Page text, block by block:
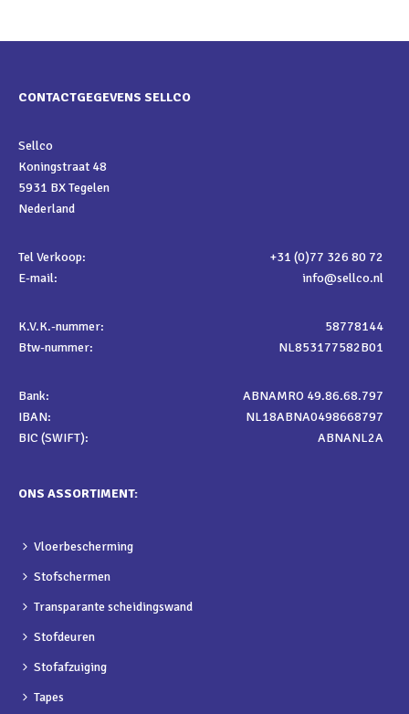
CONTACTGEGEVENS SELLCO
Sellco
Koningstraat 48
5931 BX Tegelen
Nederland
Tel Verkoop:
+31 (0)77 326 80 72
E-mail:
info@sellco.nl
K.V.K.-nummer:
58778144
Btw-nummer:
NL853177582B01
Bank:
ABNAMRO 49.86.68.797
IBAN:
NL18ABNA0498668797
BIC (SWIFT):
ABNANL2A
ONS ASSORTIMENT:
Vloerbescherming
Stofschermen
Transparante scheidingswand
Stofdeuren
Stofafzuiging
Tapes